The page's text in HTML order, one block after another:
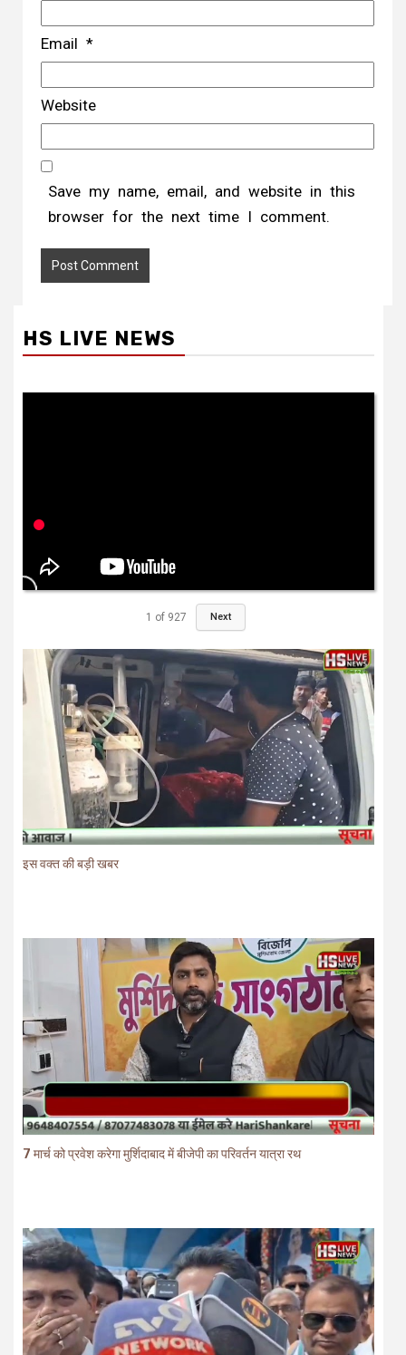
Email *
Website
Save my name, email, and website in this
browser for the next time I comment.
HS LIVE NEWS
1 of 927 Next
इस वक्त की बड़ी खबर
7 मार्च को प्रवेश करेगा मुर्शिदाबाद में बीजेपी का परिवर्तन यात्रा रथ